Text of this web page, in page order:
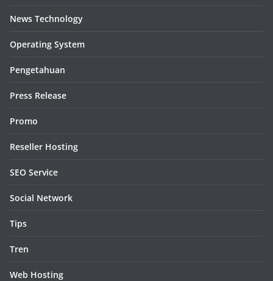
News Technology
Operating System
Pengetahuan
Press Release
Promo
Reseller Hosting
SEO Service
Social Network
Tips
Tren
Web Hosting